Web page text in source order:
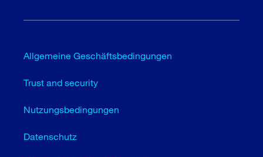
Allgemeine Geschäftsbedingungen
Trust and security
Nutzungsbedingungen
Datenschutz